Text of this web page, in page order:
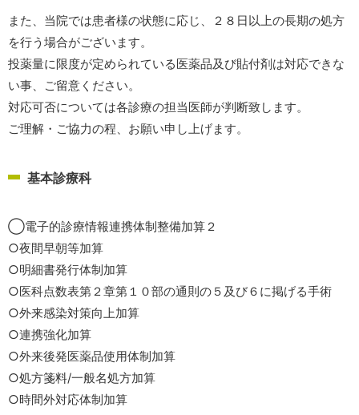
また、当院では患者様の状態に応じ、２８日以上の長期の処方
を行う場合がございます。
投薬量に限度が定められている医薬品及び貼付剤は対応できな
い事、ご留意ください。
対応可否については各診療の担当医師が判断致します。
ご理解・ご協力の程、お願い申し上げます。
基本診療科
◯電子的診療情報連携体制整備加算２
○夜間早朝等加算
○明細書発行体制加算
○医科点数表第２章第１０部の通則の５及び６に掲げる手術
○外来感染対策向上加算
○連携強化加算
○外来後発医薬品使用体制加算
○処方箋料/一般名処方加算
○時間外対応体制加算